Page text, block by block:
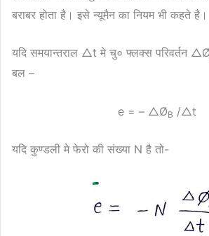
बराबर होता है। इसे न्यूमैन का नियम भी कहते है।
यदि समयान्तराल △t मे चु० फ्लक्स परिवर्तन △Ø
बल –
e = – △ØB /△t
यदि कुण्डली मे फेरो की संख्या N है तो-